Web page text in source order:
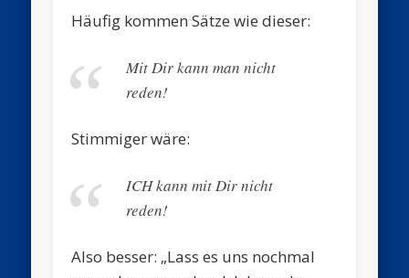
Häufig kommen Sätze wie dieser:
Mit Dir kann man nicht
reden!
Stimmiger wäre:
ICH kann mit Dir nicht
reden!
Also besser: „Lass es uns nochmal